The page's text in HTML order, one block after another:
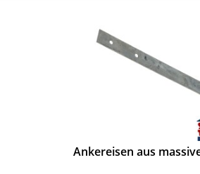
Ankereisen aus